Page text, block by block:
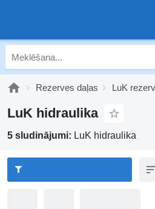
Rezerves daļas LuK
LuK hidraulika
5 sludinājumi: LuK hidraulika